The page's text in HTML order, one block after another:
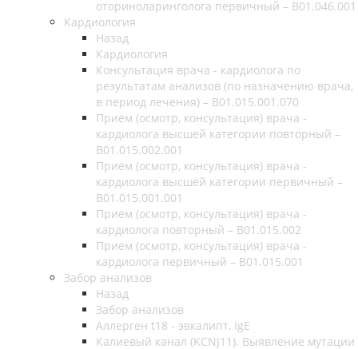
оториноларинголога первичный – B01.046.001
Кардиология
Назад
Кардиология
Консультация врача - кардиолога по
результатам анализов (по назначению врача,
в период лечения) – B01.015.001.070
Прием (осмотр, консультация) врача -
кардиолога высшей категории повторный –
B01.015.002.001
Прием (осмотр, консультация) врача -
кардиолога высшей категории первичный –
B01.015.001.001
Прием (осмотр, консультация) врача -
кардиолога повторный – B01.015.002
Прием (осмотр, консультация) врача -
кардиолога первичный – B01.015.001
Забор анализов
Назад
Забор анализов
Аллерген t18 - эвкалипт, IgE
Калиевый канал (KCNJ11). Выявление мутации